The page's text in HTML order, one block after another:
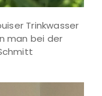
Trinkwasser
man bei der